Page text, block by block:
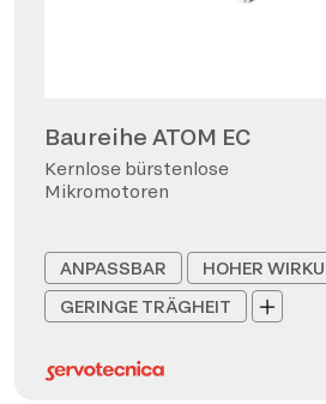
Baureihe ATOM EC
Kernlose bürstenlose
Mikromotoren
ANPASSBAR
HOHER
GERINGE TRÄGHEIT